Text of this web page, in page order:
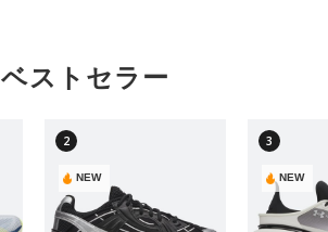
ベストセラー
2
NEW
3
NEW